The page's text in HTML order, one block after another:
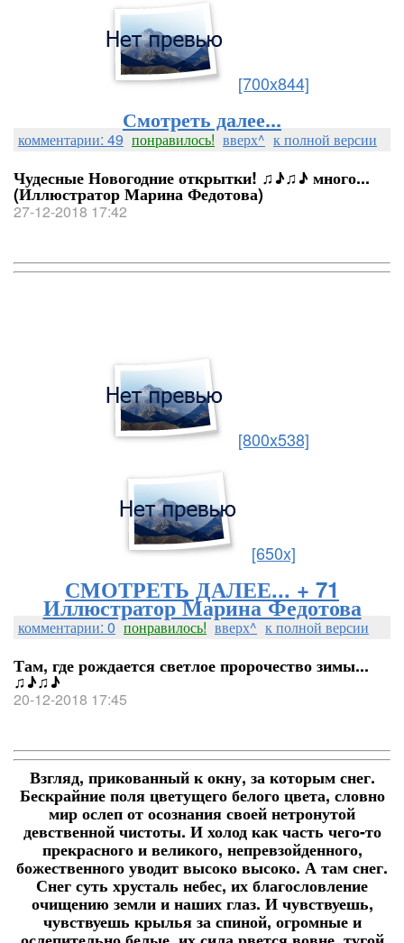
[700x844]
Смотреть далее...
комментарии: 49 понравилось! вверх^ к полной версии
Чудесные Новогодние открытки! ♫♪♫♪ много...
(Иллюстратор Марина Федотова)
27-12-2018 17:42
[800x538]
[650x]
СМОТРЕТЬ ДАЛЕЕ... + 71
Иллюстратор Марина Федотова
комментарии: 0 понравилось! вверх^ к полной версии
Там, где рождается светлое пророчество зимы...
♫♪♫♪
20-12-2018 17:45
Взгляд, прикованный к окну, за которым снег.
Бескрайние поля цветущего белого цвета, словно
мир ослеп от осознания своей нетронутой
девственной чистоты. И холод как часть чего-то
прекрасного и великого, непревзойденного,
божественного уводит высоко высоко. А там снег.
Снег суть хрусталь небес, их благословление
очищению земли и наших глаз. И чувствуешь,
чувствуешь крылья за спиной, огромные и